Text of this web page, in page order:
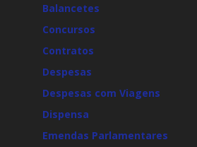
Balancetes
Concursos
Contratos
Despesas
Despesas com Viagens
Dispensa
Emendas Parlamentares